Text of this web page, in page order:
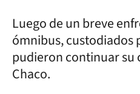
Luego de un breve
ómnibus, custodiados
pudieron continuar su
Chaco.